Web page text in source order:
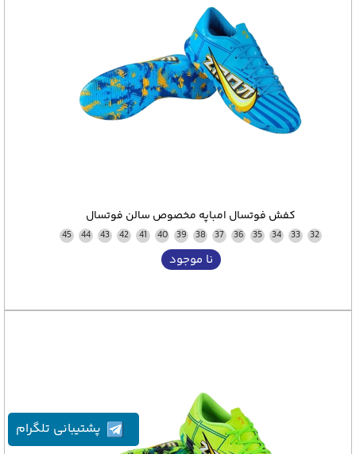
کفش فوتسال امباپه مخصوص سالن فوتسال
32
33
34
35
36
37
38
39
40
41
42
43
44
45
نا موجود
پشتیبانی تلگرام